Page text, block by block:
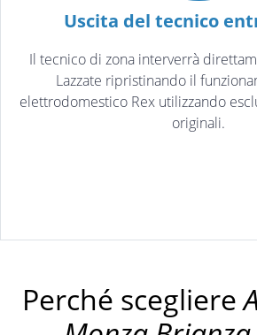
Uscita del tecnico
Il tecnico di zona interverrà
Lazzate ripristinando il
elettrodomestico Rex utilizzando
originali.
Perché scegliere